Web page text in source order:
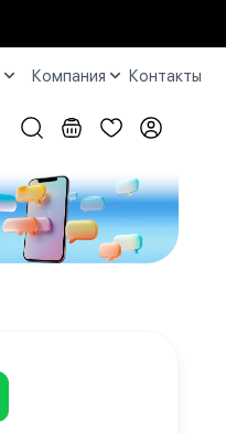
Компания Контакты